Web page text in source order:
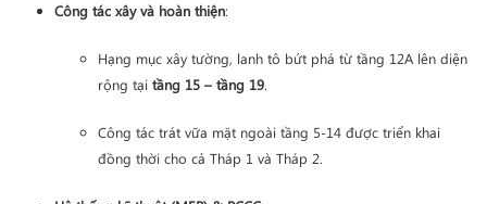
Công tác xây và hoàn thiện:
Hạng mục xây tường, lanh tô bứt phá từ tầng 12A lên diện
rộng tại tầng 15 – tầng 19.
Công tác trát vữa mặt ngoài tầng 5-14 được triển khai
đồng thời cho cả Tháp 1 và Tháp 2.